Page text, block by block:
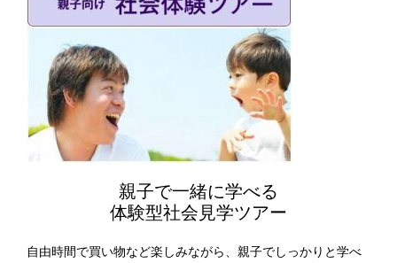
親子で一緒に学べる
体験型社会見学ツアー
自由時間で買い物など楽しみながら、親子でしっかりと学べ